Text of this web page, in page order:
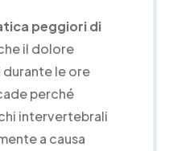
peggiori di
il dolore
le ore
perché
intervertebrali
a causa